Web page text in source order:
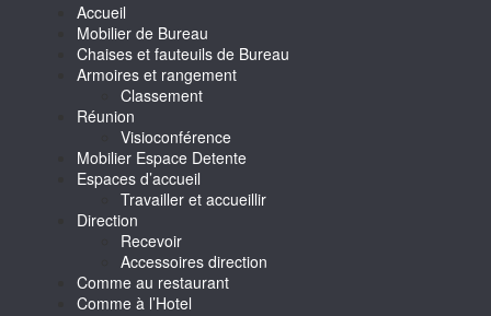
Accueil
Mobilier de Bureau
Chaises et fauteuils de Bureau
Armoires et rangement
Classement
Réunion
Visioconférence
Mobilier Espace Detente
Espaces d’accueil
Travailler et accueillir
Direction
Recevoir
Accessoires direction
Comme au restaurant
Comme à l’Hotel